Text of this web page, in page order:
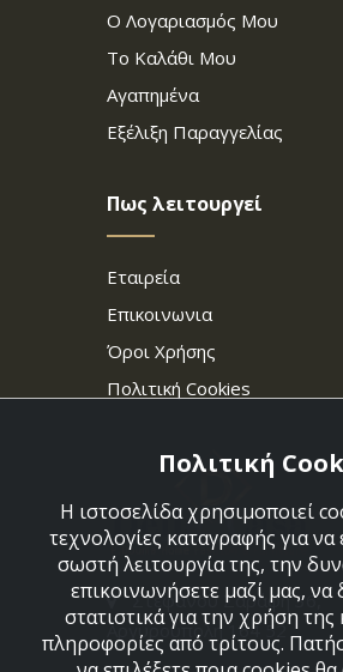
Ο Λογαριασμός Μου
Το Καλάθι Μου
Αγαπημένα
Εξέλιξη Παραγγελίας
Πως λειτουργεί
Εταιρεία
Επικοινωνια
Όροι Χρήσης
Πολιτική Cookies
Στεφάνου Σαράφη 36,
Αργυρούπολη 164 52
Πολιτική
Η ιστοσελίδα χρησιμοποιεί
τεχνολογίες καταγραφής για να
σωστή λειτουργία της, την
επικοινωνήσετε μαζί μας, να
στατιστικά για την χρήση της
πληροφορίες από τρίτους.